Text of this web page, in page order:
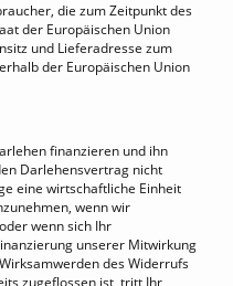
die zum Zeitpunkt des
der Europäischen Union
und Lieferadresse zum
der Europäischen Union
finanzieren und ihn
Darlehensvertrag nicht
eine wirtschaftliche Einheit
wenn wir
wenn sich Ihr
unserer Mitwirkung
des Widerrufs
zugeflossen ist, tritt Ihr